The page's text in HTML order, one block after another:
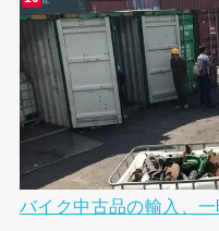
バイク中古品の輸入、